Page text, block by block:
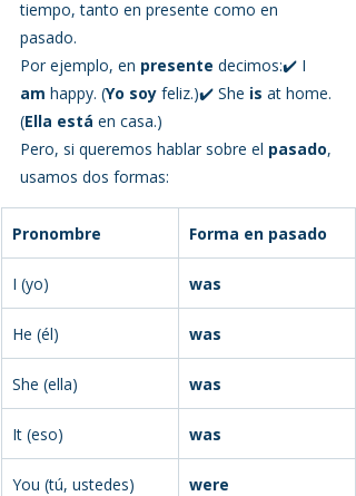
tiempo, tanto en presente como en
pasado.
Por ejemplo, en presente decimos:✔️ I
am happy. (Yo soy feliz.)✔️ She is at home.
(Ella está en casa.)
Pero, si queremos hablar sobre el pasado,
usamos dos formas:
Pronombre Forma en pasado
I (yo) was
He (él) was
She (ella) was
It (eso) was
You (tú, ustedes) were